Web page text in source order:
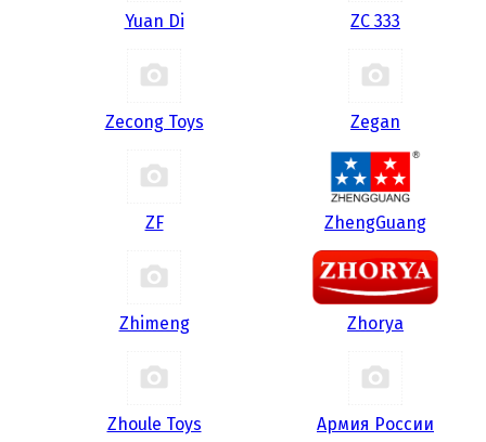
Yuan Di ZC 333
Zecong Toys Zegan
ZF ZhengGuang
Zhimeng Zhorya
Zhoule Toys
Армия России